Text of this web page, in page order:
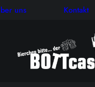
uns Kontakt